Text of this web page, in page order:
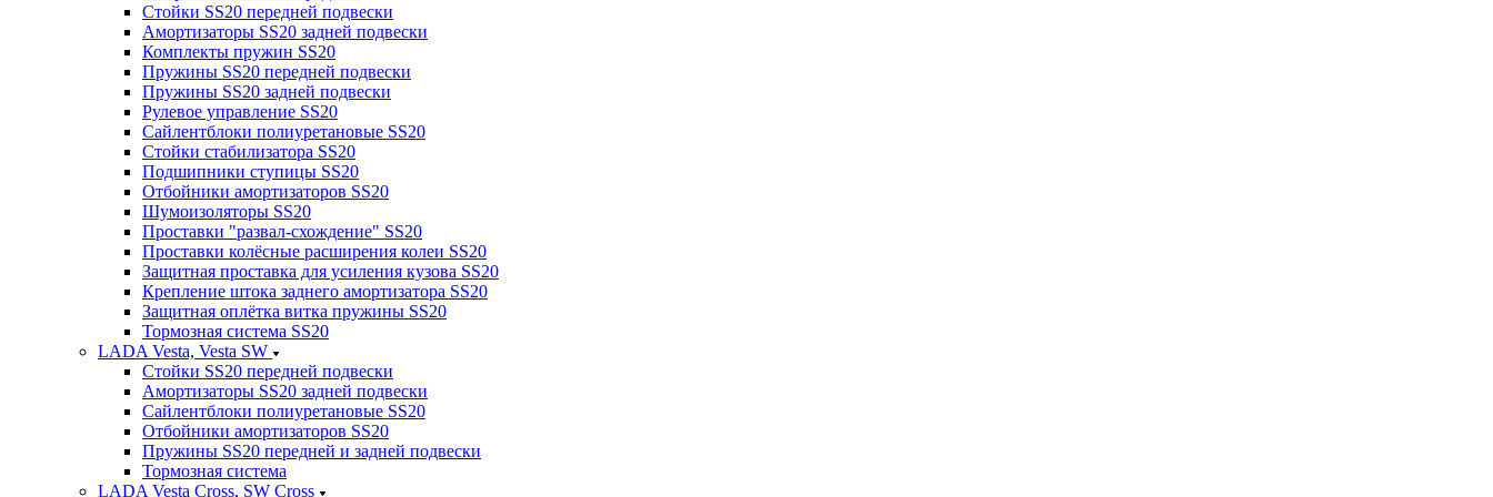
Стойки SS20 передней подвески
Амортизаторы SS20 задней подвески
Комплекты пружин SS20
Пружины SS20 передней подвески
Пружины SS20 задней подвески
Рулевое управление SS20
Сайлентблоки полиуретановые SS20
Стойки стабилизатора SS20
Подшипники ступицы SS20
Отбойники амортизаторов SS20
Шумоизоляторы SS20
Проставки "развал-схождение" SS20
Проставки колёсные расширения колеи SS20
Защитная проставка для усиления кузова SS20
Крепление штока заднего амортизатора SS20
Защитная оплётка витка пружины SS20
Тормозная система SS20
LADA Vesta, Vesta SW
Стойки SS20 передней подвески
Амортизаторы SS20 задней подвески
Сайлентблоки полиуретановые SS20
Отбойники амортизаторов SS20
Пружины SS20 передней и задней подвески
Тормозная система
LADA Vesta Cross, SW Cross